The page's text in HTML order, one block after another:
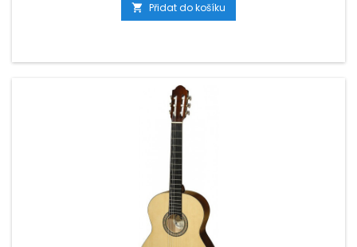
 Přidat do košíku